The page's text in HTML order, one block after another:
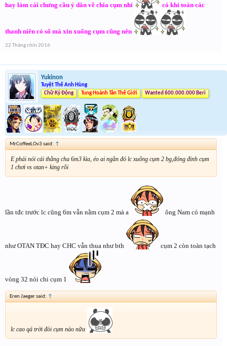
hay làm cái chưng cầu ý dân về chia cụm nhỉ có khi toàn các
thanh niên có số má xin xuống cụm cũng nên
22 Tháng chín 2016
Yukinon
Tuyệt Thế Anh Hùng
Chữ Ký Động
Tung Hoành Tân Thế Giới Wanted 600.000.000 Beri
MrCoffeeLOv3 said: ↑
E phải nói cái thằng cha 6m3 kìa, éo ai ngần đó lc xuống cụm 2 bg,đóng đinh cụm
1 chơi vs otan+ king rồi
lần tđc trước lc cũng 6m vẫn nằm cụm 2 mà a ông Nam có mạnh
như OTAN TĐC hay CHC vẫn thua như bth cụm 2 còn toàn tạch
vòng 32 nói chi cụm 1
Eren Jaeger said: ↑
lc cao qá trời đòi cụm nào nữa